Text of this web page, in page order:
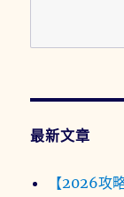
最新文章
【2026攻